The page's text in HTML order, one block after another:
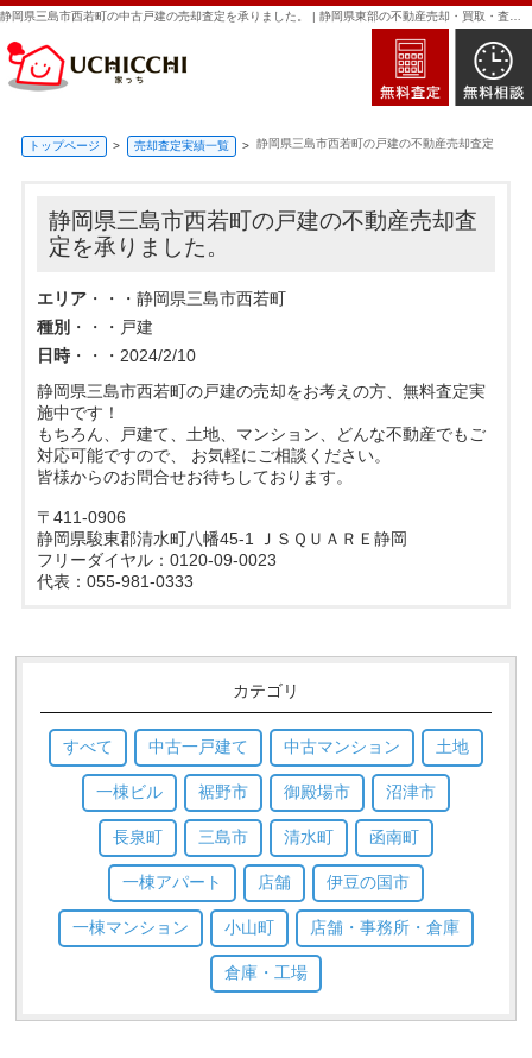
トップページ 売却査定実績一覧 静岡県三島市西若町の戸建の不動産売却査定
静岡県三島市西若町の戸建の不動産売却査
定を承りました。
エリア・・・静岡県三島市西若町
種別・・・戸建
日時・・・2024/2/10
静岡県三島市西若町の戸建の売却をお考えの方、無料査定実
施中です！
もちろん、戸建て、土地、マンション、どんな不動産でもご
対応可能ですので、 お気軽にご相談ください。
皆様からのお問合せお待ちしております。
〒411-0906
静岡県駿東郡清水町八幡45-1 ＪＳＱＵＡＲＥ静岡
フリーダイヤル：0120-09-0023
代表：055-981-0333
カテゴリ
すべて 中古一戸建て 中古マンション 土地
一棟ビル 裾野市 御殿場市 沼津市
長泉町 三島市 清水町 函南町
一棟アパート 店舗 伊豆の国市
一棟マンション 小山町 店舗・事務所・倉庫
倉庫・工場